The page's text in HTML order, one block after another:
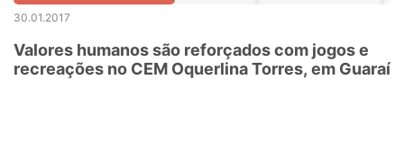
30.01.2017
Valores humanos são reforçados com jogos e
recreações no CEM Oquerlina Torres, em Guaraí